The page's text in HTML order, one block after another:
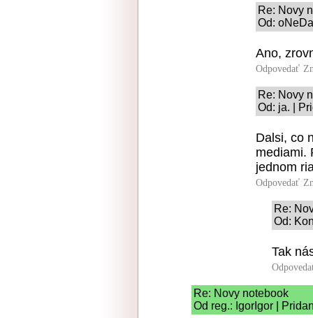
Re: Novy
Od:
Ano,
Odpovedať
Re: Novy
Od: ja. |
Dalsi, co
mediami.
jednom
Odpovedať
Re:
Od:
Tak
Re: Novy notebook
Od reg.: IgorIgor |